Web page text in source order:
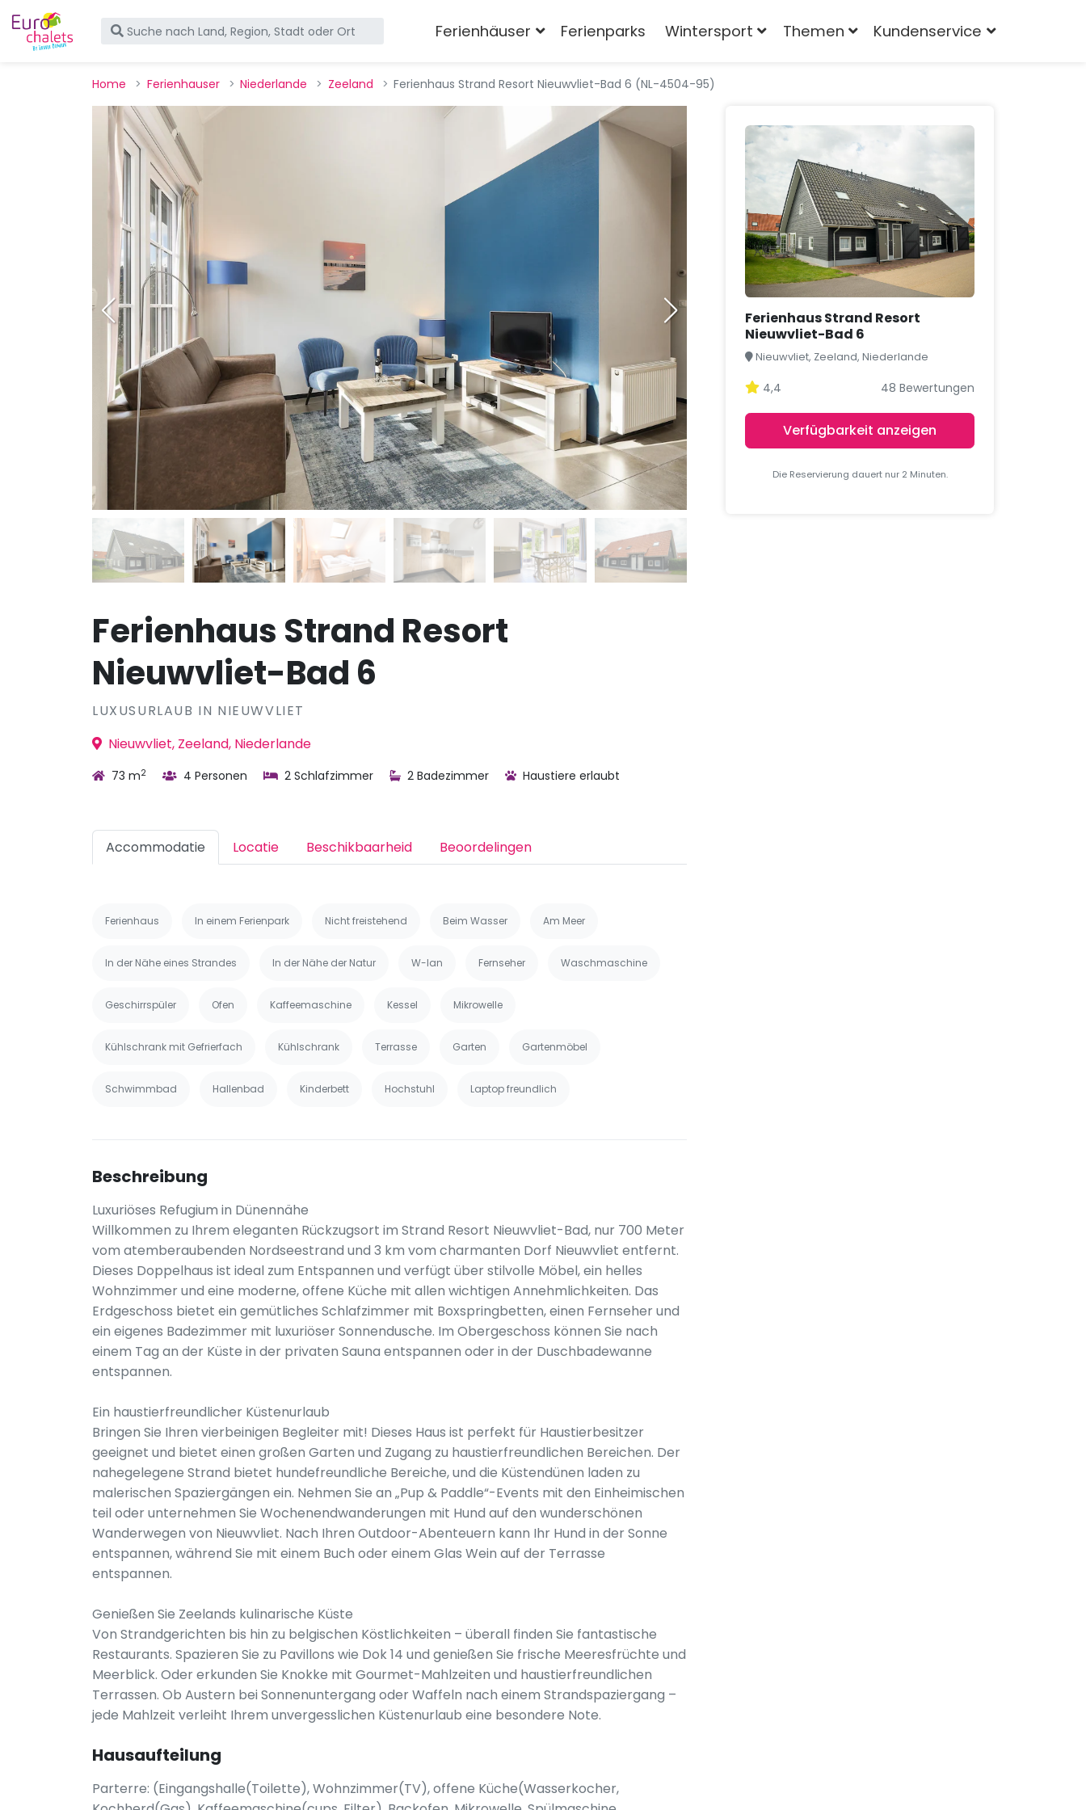
Ferienhäuser Ferienparks Wintersport Themen Kundenservice
Home Ferienhauser Niederlande Zeeland Ferienhaus Strand Resort Nieuwvliet-Bad 6 (NL-4504-95)
Ferienhaus Strand Resort
Nieuwvliet-Bad 6
LUXUSURLAUB IN NIEUWVLIET
Nieuwvliet, Zeeland, Niederlande
73 m2 4 Personen 2 Schlafzimmer 2 Badezimmer Haustiere erlaubt
Accommodatie Locatie Beschikbaarheid Beoordelingen
Ferienhaus In einem Ferienpark Nicht freistehend Beim Wasser Am Meer
In der Nähe eines Strandes In der Nähe der Natur W-lan Fernseher Waschmaschine
Geschirrspüler Ofen Kaffeemaschine Kessel Mikrowelle
Kühlschrank mit Gefrierfach Kühlschrank Terrasse Garten Gartenmöbel
Schwimmbad Hallenbad Kinderbett Hochstuhl Laptop freundlich
Beschreibung
Luxuriöses Refugium in Dünennähe
Willkommen zu Ihrem eleganten Rückzugsort im Strand Resort Nieuwvliet-Bad, nur 700 Meter
vom atemberaubenden Nordseestrand und 3 km vom charmanten Dorf Nieuwvliet entfernt.
Dieses Doppelhaus ist ideal zum Entspannen und verfügt über stilvolle Möbel, ein helles
Wohnzimmer und eine moderne, offene Küche mit allen wichtigen Annehmlichkeiten. Das
Erdgeschoss bietet ein gemütliches Schlafzimmer mit Boxspringbetten, einen Fernseher und
ein eigenes Badezimmer mit luxuriöser Sonnendusche. Im Obergeschoss können Sie nach
einem Tag an der Küste in der privaten Sauna entspannen oder in der Duschbadewanne
entspannen.
Ein haustierfreundlicher Küstenurlaub
Bringen Sie Ihren vierbeinigen Begleiter mit! Dieses Haus ist perfekt für Haustierbesitzer
geeignet und bietet einen großen Garten und Zugang zu haustierfreundlichen Bereichen. Der
nahegelegene Strand bietet hundefreundliche Bereiche, und die Küstendünen laden zu
malerischen Spaziergängen ein. Nehmen Sie an „Pup & Paddle“-Events mit den Einheimischen
teil oder unternehmen Sie Wochenendwanderungen mit Hund auf den wunderschönen
Wanderwegen von Nieuwvliet. Nach Ihren Outdoor-Abenteuern kann Ihr Hund in der Sonne
entspannen, während Sie mit einem Buch oder einem Glas Wein auf der Terrasse
entspannen.
Genießen Sie Zeelands kulinarische Küste
Von Strandgerichten bis hin zu belgischen Köstlichkeiten – überall finden Sie fantastische
Restaurants. Spazieren Sie zu Pavillons wie Dok 14 und genießen Sie frische Meeresfrüchte und
Meerblick. Oder erkunden Sie Knokke mit Gourmet-Mahlzeiten und haustierfreundlichen
Terrassen. Ob Austern bei Sonnenuntergang oder Waffeln nach einem Strandspaziergang –
jede Mahlzeit verleiht Ihrem unvergesslichen Küstenurlaub eine besondere Note.
Hausaufteilung
Parterre: (Eingangshalle(Toilette), Wohnzimmer(TV), offene Küche(Wasserkocher,
Ferienhaus Strand Resort
Nieuwvliet-Bad 6
Nieuwvliet, Zeeland, Niederlande
4,4 48 Bewertungen
Verfügbarkeit anzeigen
Die Reservierung dauert nur 2 Minuten.